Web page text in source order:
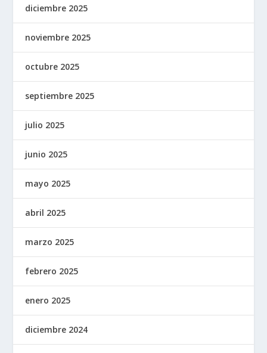
diciembre 2025
noviembre 2025
octubre 2025
septiembre 2025
julio 2025
junio 2025
mayo 2025
abril 2025
marzo 2025
febrero 2025
enero 2025
diciembre 2024